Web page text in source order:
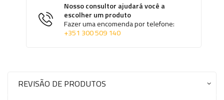
Nosso consultor ajudará você a
escolher um produto
Fazer uma encomenda por telefone:
+351 300 509 140
REVISÃO DE PRODUTOS